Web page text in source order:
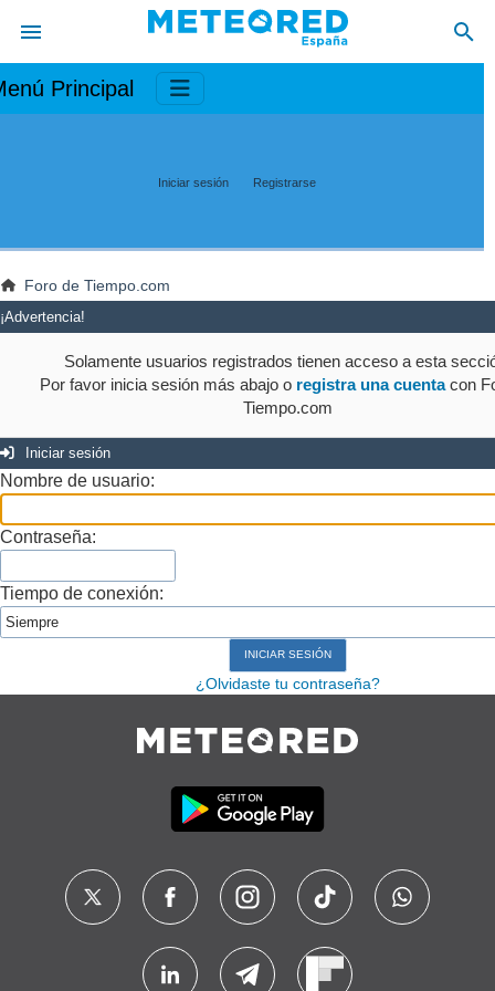
Principal
Iniciar sesión Registrarse
Foro de Tiempo.com
¡Advertencia!
Solamente usuarios registrados tienen acceso a esta
Por favor inicia sesión más abajo o registra una cuentacon
Tiempo.com
Iniciar sesión
Nombre de usuario:
Contraseña:
Tiempo de conexión:
¿Olvidaste tu contraseña?